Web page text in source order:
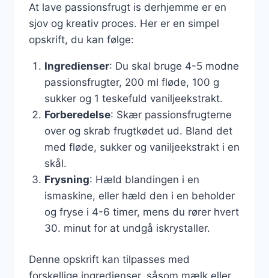
At lave passionsfrugt is derhjemme er en
sjov og kreativ proces. Her er en simpel
opskrift, du kan følge:
Ingredienser: Du skal bruge 4-5 modne
passionsfrugter, 200 ml fløde, 100 g
sukker og 1 teskefuld vaniljeekstrakt.
Forberedelse: Skær passionsfrugterne
over og skrab frugtkødet ud. Bland det
med fløde, sukker og vaniljeekstrakt i en
skål.
Frysning: Hæld blandingen i en
ismaskine, eller hæld den i en beholder
og fryse i 4-6 timer, mens du rører hvert
30. minut for at undgå iskrystaller.
Denne opskrift kan tilpasses med
forskellige ingredienser, såsom mælk eller